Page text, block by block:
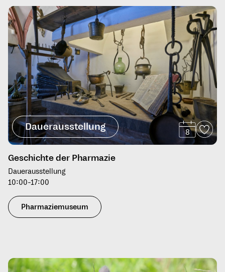
Dauerausstellung 8
Geschichte der Pharmazie
Dauerausstellung
10:00-17:00
Pharmaziemuseum